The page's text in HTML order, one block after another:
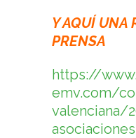
Y AQUÍ UNA
PRENSA
https://
emv.com/
valenciana/